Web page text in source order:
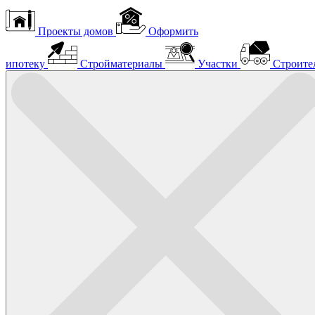
Проекты домов Оформить
ипотеку Стройматериалы Участки